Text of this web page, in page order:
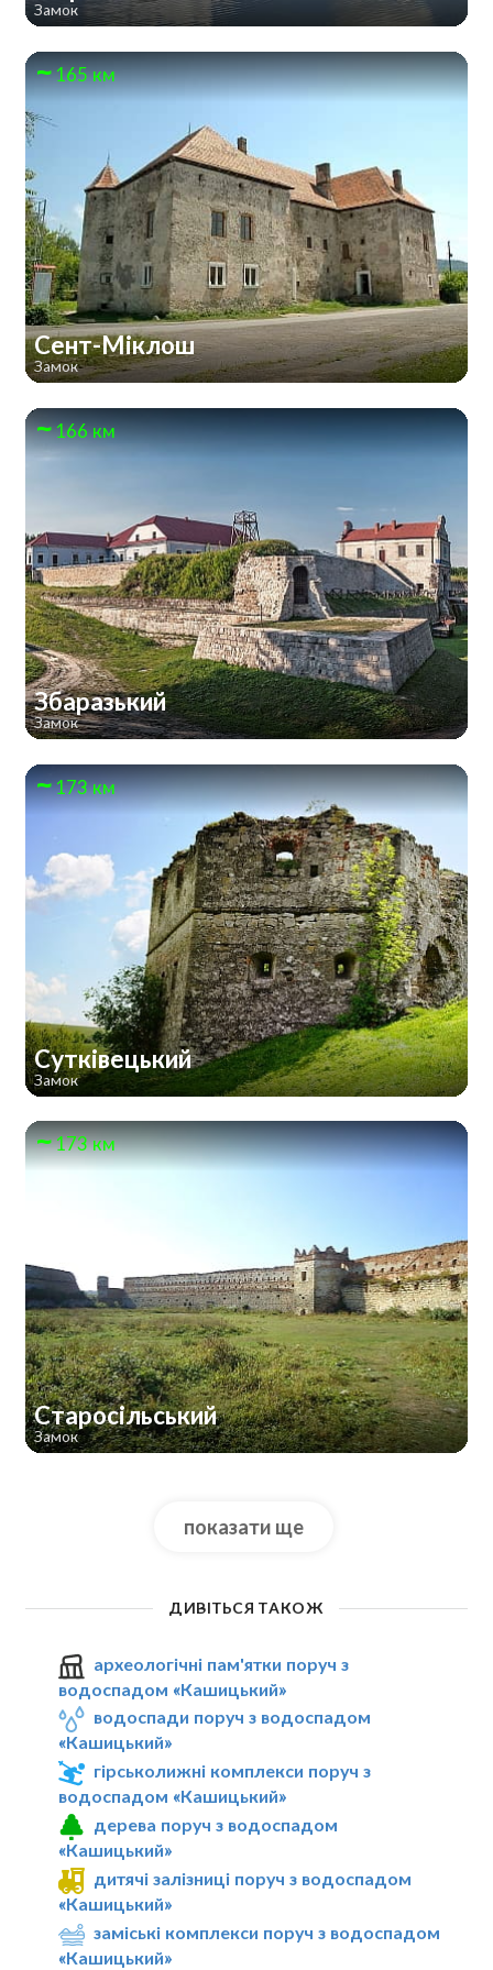
Замок
165 км
Сент-Міклош
Замок
166 км
Збаразький
Замок
173 км
Сутківецький
Замок
173 км
Старосільський
Замок
показати ще
ДИВІТЬСЯ ТАКОЖ
археологічні пам'ятки поруч з
водоспадом «Кашицький»
водоспади поруч з водоспадом
«Кашицький»
гірськолижні комплекси поруч з
водоспадом «Кашицький»
дерева поруч з водоспадом
«Кашицький»
дитячі залізниці поруч з водоспадом
«Кашицький»
заміські комплекси поруч з водоспадом
«Кашицький»